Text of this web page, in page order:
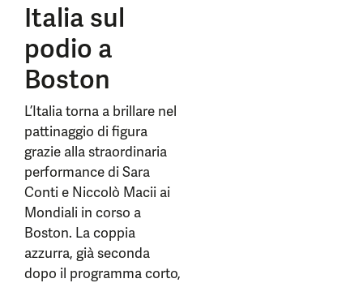
Italia sul
podio a
Boston
L’Italia torna a brillare nel
pattinaggio di figura
grazie alla straordinaria
performance di Sara
Conti e Niccolò Macii ai
Mondiali in corso a
Boston. La coppia
azzurra, già seconda
dopo il programma corto,